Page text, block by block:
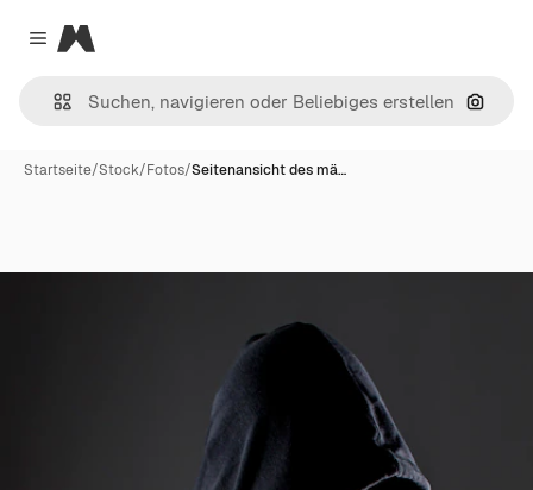
Close menu
Magnific
Nach
Startseite/Stock/Fotos/Seitenansicht des mä…